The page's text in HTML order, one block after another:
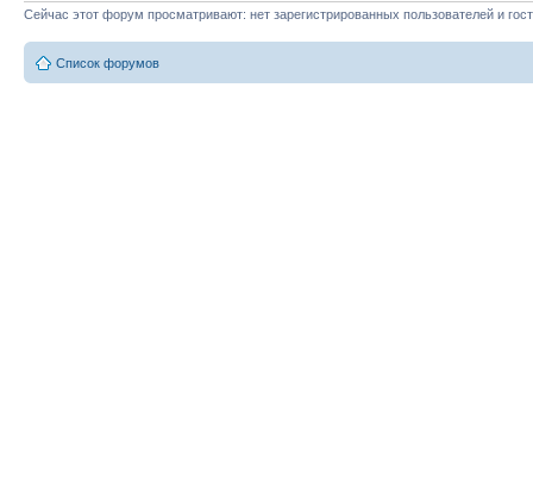
Сейчас этот форум просматривают: нет зарегистрированных пользователей и
Список форумов